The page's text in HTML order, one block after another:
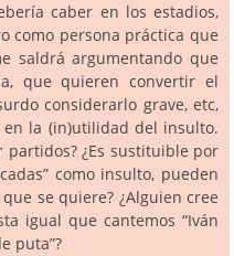
caber en los estadios,
como persona práctica que
saldrá argumentando que
que quieren convertir el
considerarlo grave, etc,
la (in)utilidad del insulto.
partidos? ¿Es sustituible por
como insulto, pueden
se quiere? ¿Alguien cree
igual que cantemos “Iván
puta”?